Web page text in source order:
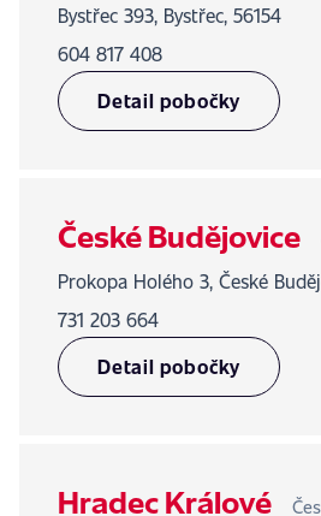
Bystřec 393, Bystřec, 56154
604 817 408
Detail pobočky
České Budějovice
Prokopa Holého 3, České
731 203 664
Detail pobočky
Hradec Králové